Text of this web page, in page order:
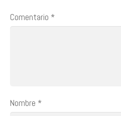
Comentario *
Nombre *